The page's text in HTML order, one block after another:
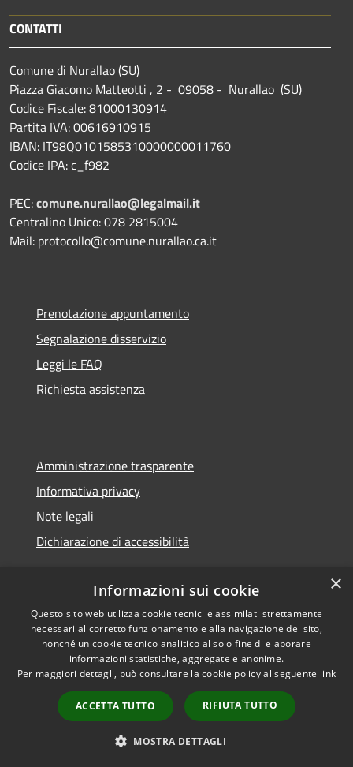
CONTATTI
Comune di Nurallao (SU)
Piazza Giacomo Matteotti , 2 - 09058 - Nurallao (SU)
Codice Fiscale: 81000130914
Partita IVA: 00616910915
IBAN: IT98Q0101585310000000011760
Codice IPA: c_f982
PEC:comune.nurallao@legalmail.it
Centralino Unico: 078 2815004
Mail: protocollo@comune.nurallao.ca.it
Prenotazione appuntamento
Segnalazione disservizio
Leggi le FAQ
Richiesta assistenza
Amministrazione trasparente
Informativa privacy
Note legali
Dichiarazione di accessibilità
RSS
Accessibilità
Cookie
Mappa del sito
Intranet
Copyright © 2026 • Comune di
Nurallao • Powered by
Municipium•Accesso
redazione
×
Informazioni sui cookie
Questo sito web utilizza cookie tecnici e assimilati strettamente
necessari al corretto funzionamento e alla navigazione del sito,
nonché un cookie tecnico analitico al solo fine di elaborare
informazioni statistiche, aggregate e anonime.
Per maggiori dettagli, può consultare la cookie policy al seguente link
ACCETTA TUTTO RIFIUTA TUTTO
MOSTRA DETTAGLI